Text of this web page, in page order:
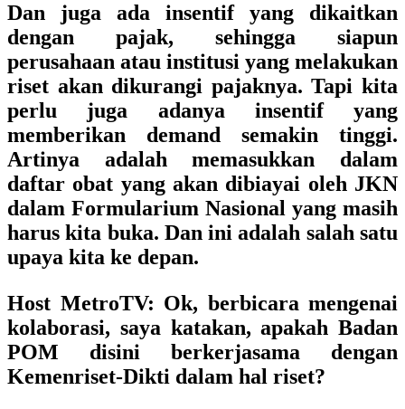
Dan juga ada insentif yang dikaitkan
dengan pajak, sehingga siapun
perusahaan atau institusi yang melakukan
riset akan dikurangi pajaknya. Tapi kita
perlu juga adanya insentif yang
memberikan demand semakin tinggi.
Artinya adalah memasukkan dalam
daftar obat yang akan dibiayai oleh JKN
dalam Formularium Nasional yang masih
harus kita buka. Dan ini adalah salah satu
upaya kita ke depan.
Host MetroTV: Ok, berbicara mengenai
kolaborasi, saya katakan, apakah Badan
POM disini berkerjasama dengan
Kemenriset-Dikti dalam hal riset?